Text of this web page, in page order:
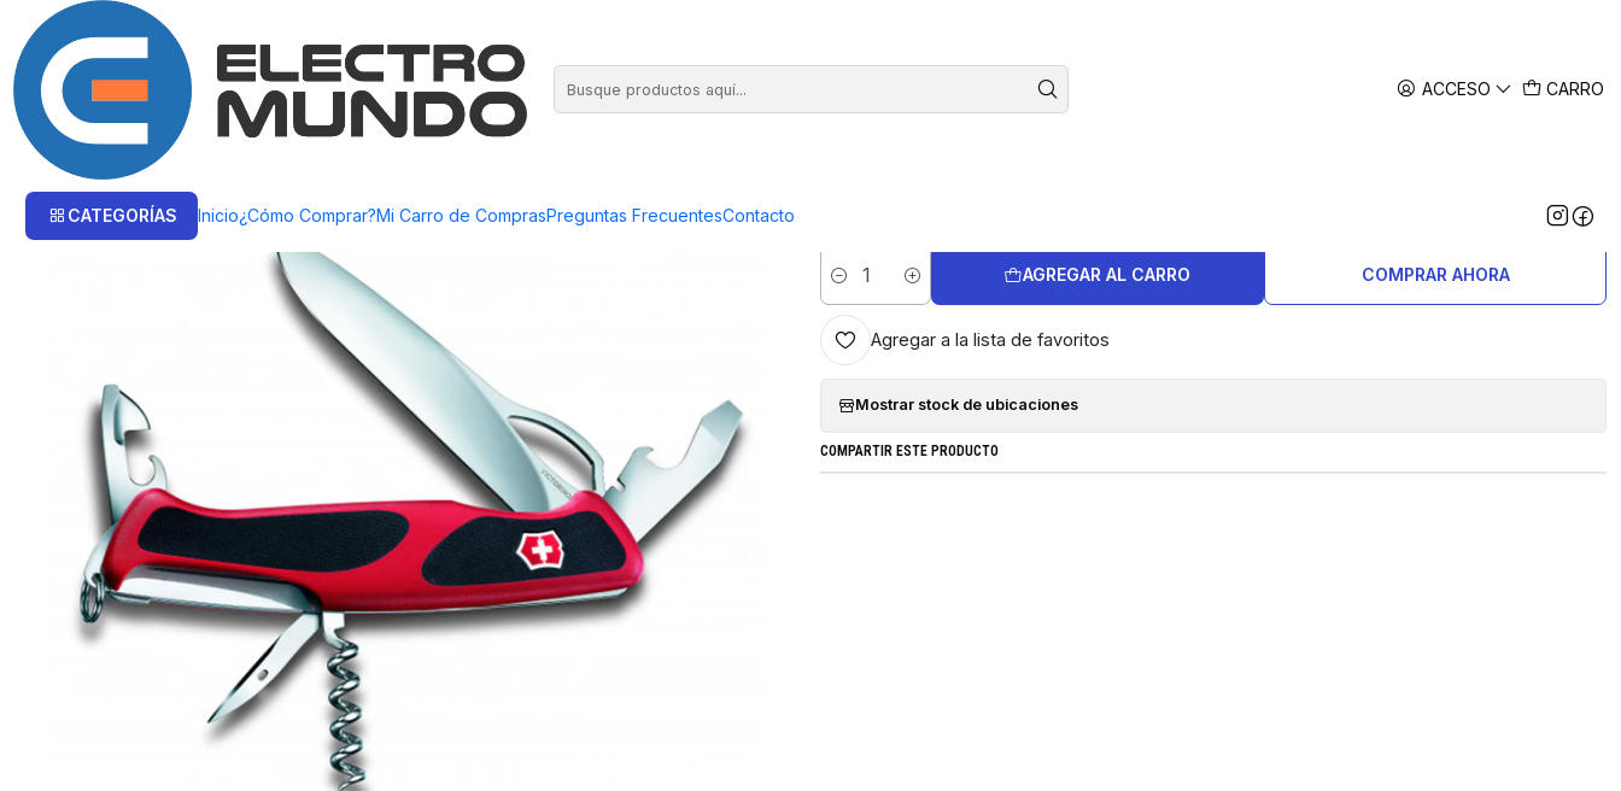
ACCESO CARRO
CATEGORÍAS Inicio¿Cómo Comprar?Mi Carro de ComprasPreguntas FrecuentesContacto
Inicio Victorinox Navajas Navaja Victorinox Ranger Grip 61 Rojo/Negro
Cantidad
AGREGAR AL CARRO COMPRAR AHORA
Agregar a la lista de favoritos
Mostrar stock de ubicaciones
COMPARTIR ESTE PRODUCTO